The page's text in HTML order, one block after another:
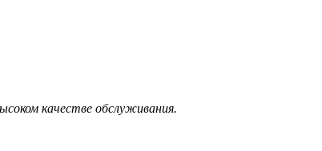
качестве обслуживания.